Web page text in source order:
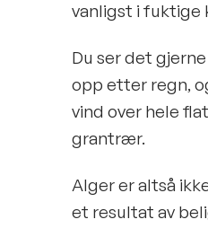
vanligst i fuktige
Du ser det
opp etter regn,
vind over hele
grantrær.
Alger er altså
et resultat av